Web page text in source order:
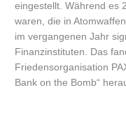
eingestellt. Während es
waren, die in
im vergangenen Jahr
Finanzinstituten. Das
Friedensorganisation
Bank on the Bomb“